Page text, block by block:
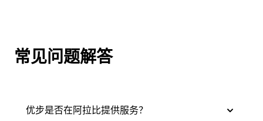
常见问题解答
优步是否在阿拉比提供服务？